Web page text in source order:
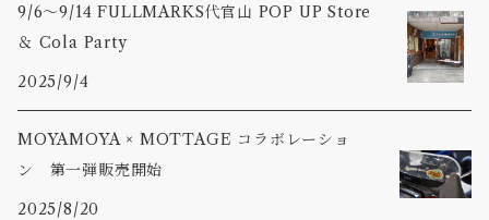
9/6〜9/14 FULLMARKS代官山 POP UP Store
＆ Cola Party
2025/9/4
MOYAMOYA × MOTTAGE コラボレーショ
ン 第一弾販売開始
2025/8/20